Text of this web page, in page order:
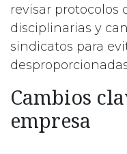
revisar protocolos
disciplinarias y
sindicatos para
Cambios
empresa